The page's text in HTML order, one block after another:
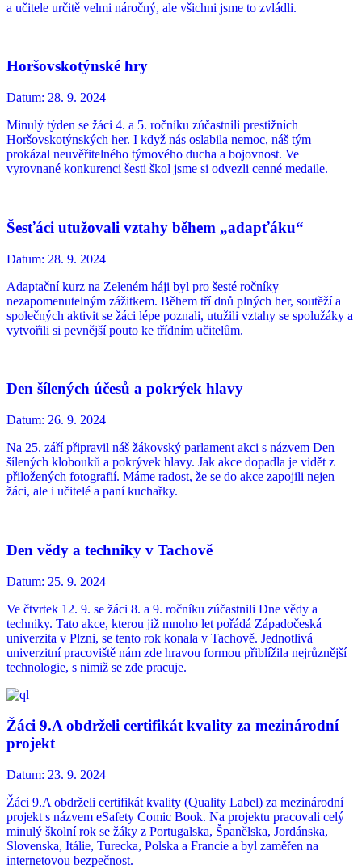
a učitele určitě velmi náročný, ale všichni jsme to zvládli.
Horšovskotýnské hry
Datum: 28. 9. 2024
Minulý týden se žáci 4. a 5. ročníku zúčastnili prestižních
Horšovskotýnských her. I když nás oslabila nemoc, náš tým
prokázal neuvěřitelného týmového ducha a bojovnost. Ve
vyrovnané konkurenci šesti škol jsme si odvezli cenné medaile.
Šesťáci utužovali vztahy během „adapťáku“
Datum: 28. 9. 2024
Adaptační kurz na Zeleném háji byl pro šesté ročníky
nezapomenutelným zážitkem. Během tří dnů plných her, soutěží a
společných aktivit se žáci lépe poznali, utužili vztahy se spolužáky a
vytvořili si pevnější pouto ke třídním učitelům.
Den šílených účesů a pokrýek hlavy
Datum: 26. 9. 2024
Na 25. září připravil náš žákovský parlament akci s názvem Den
šílených klobouků a pokrývek hlavy. Jak akce dopadla je vidět z
přiložených fotografií. Máme radost, že se do akce zapojili nejen
žáci, ale i učitelé a paní kuchařky.
Den vědy a techniky v Tachově
Datum: 25. 9. 2024
Ve čtvrtek 12. 9. se žáci 8. a 9. ročníku zúčastnili Dne vědy a
techniky. Tato akce, kterou již mnoho let pořádá Západočeská
univerzita v Plzni, se tento rok konala v Tachově. Jednotlivá
univerzitní pracoviště nám zde hravou formou přiblížila nejrůznější
technologie, s nimiž se zde pracuje.
Žáci 9.A obdrželi certifikát kvality za mezinárodní
projekt
Datum: 23. 9. 2024
Žáci 9.A obdrželi certifikát kvality (Quality Label) za mezinárodní
projekt s názvem eSafety Comic Book. Na projektu pracovali celý
minulý školní rok se žáky z Portugalska, Španělska, Jordánska,
Slovenska, Itálie, Turecka, Polska a Francie a byl zaměřen na
internetovou bezpečnost.